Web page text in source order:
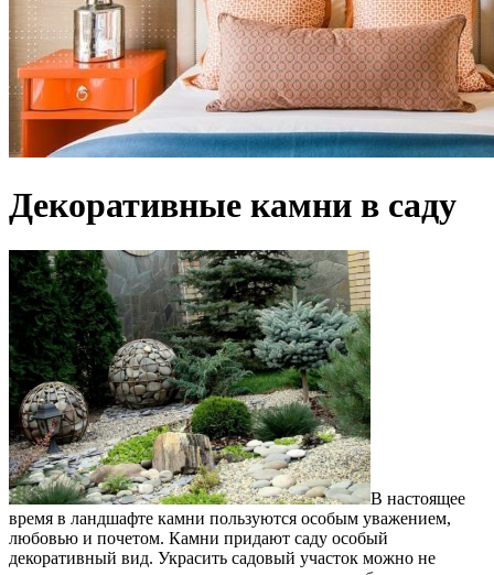
Декоративные камни в саду
В настоящее
время в ландшафте камни пользуются особым уважением,
любовью и почетом. Камни придают саду особый
декоративный вид. Украсить садовый участок можно не